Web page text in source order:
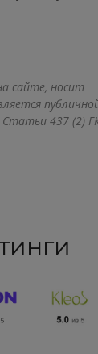
сайте, носит
437 (2)